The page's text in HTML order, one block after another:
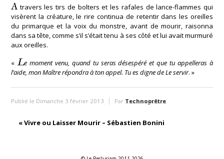
Atravers les tirs de bolters et les rafales de lance-flammes qui
visèrent la créature, le rire continua de retentir dans les oreilles
du primarque et la voix du monstre, avant de mourir, raisonna
dans sa tête, comme s’il s’était tenu à ses côté et lui avait murmuré
aux oreilles.
« Le moment venu, quand tu seras désespéré et que tu appelleras à
l’aide, mon Maître répondra à ton appel. Tu es digne de Le servir. »
Publié le Dimanche 3 février 2013 Par Technoprêtre
«Vivre ou Laisser Mourir – Sébastien Bonini